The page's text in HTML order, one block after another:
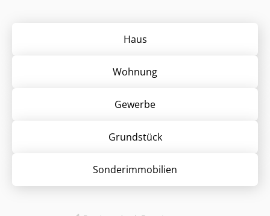
Haus
Wohnung
Gewerbe
Grund­stück
Sonder­immobilien